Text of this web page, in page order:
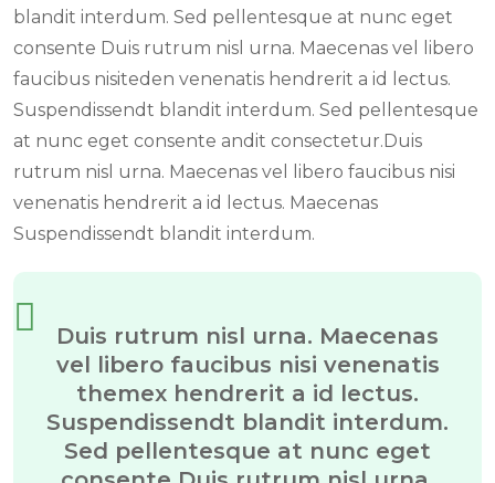
blandit interdum. Sed pellentesque at nunc eget
consente Duis rutrum nisl urna. Maecenas vel libero
faucibus nisiteden venenatis hendrerit a id lectus.
Suspendissendt blandit interdum. Sed pellentesque
at nunc eget consente andit consectetur.Duis
rutrum nisl urna. Maecenas vel libero faucibus nisi
venenatis hendrerit a id lectus. Maecenas
Suspendissendt blandit interdum.
Duis rutrum nisl urna. Maecenas
vel libero faucibus nisi venenatis
themex hendrerit a id lectus.
Suspendissendt blandit interdum.
Sed pellentesque at nunc eget